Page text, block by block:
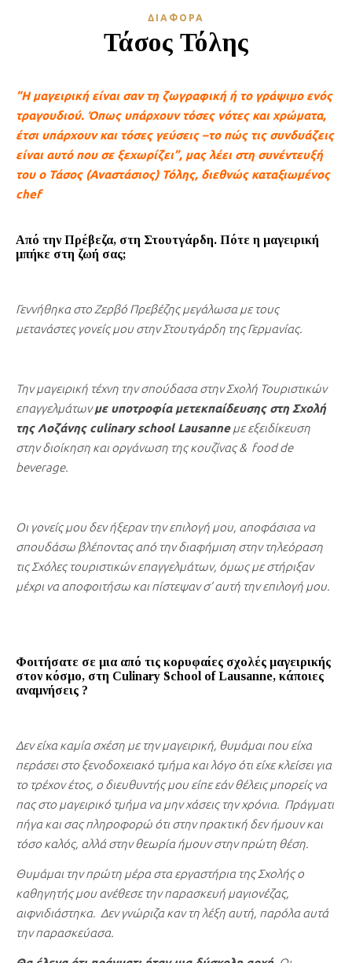
ΔΙΆΦΟΡΑ
Τάσος Τόλης
“Η μαγειρική είναι σαν τη ζωγραφική ή το γράψιμο ενός
τραγουδιού. Όπως υπάρχουν τόσες νότες και χρώματα,
έτσι υπάρχουν και τόσες γεύσεις –το πώς τις συνδυάζεις
είναι αυτό που σε ξεχωρίζει”, μας λέει στη συνέντευξή
του ο Τάσος (Αναστάσιος) Τόλης, διεθνώς καταξιωμένος
chef
Από την Πρέβεζα, στη Στουτγάρδη. Πότε η μαγειρική
μπήκε στη ζωή σας;
Γεννήθηκα στο Ζερβό Πρεβέζης μεγάλωσα με τους
μετανάστες γονείς μου στην Στουτγάρδη της Γερμανίας.
Την μαγειρική τέχνη την σπούδασα στην Σχολή Τουριστικών
επαγγελμάτωνμε υποτροφία μετεκπαίδευσης στη Σχολή
της Λοζάνης culinary school Lausanneμε εξειδίκευση
στην διοίκηση και οργάνωση της κουζίνας & foodde
beverage.
Οι γονείς μου δεν ήξεραν την επιλογή μου, αποφάσισα να
σπουδάσω βλέποντας από την διαφήμιση στην τηλεόραση
τις Σχόλες τουριστικών επαγγελμάτων, όμως με στήριξαν
μέχρι να αποφοιτήσω και πίστεψαν σ’ αυτή την επιλογή μου.
Φοιτήσατε σε μια από τις κορυφαίες σχολές μαγειρικής
στον κόσμο, στη Culinary School of Lausanne, κάποιες
αναμνήσεις ?
Δεν είχα καμία σχέση με την μαγειρική, θυμάμαι που είχα
περάσει στο ξενοδοχειακό τμήμα και λόγο ότι είχε κλείσει για
το τρέχον έτος, ο διευθυντής μου είπε εάν θέλεις μπορείς να
πας στο μαγειρικό τμήμα να μην χάσεις την χρόνια. Πράγματι
πήγα και σας πληροφορώ ότι στην πρακτική δεν ήμουν και
τόσο καλός, αλλά στην θεωρία ήμουν στην πρώτη θέση.
Θυμάμαι την πρώτη μέρα στα εργαστήρια της Σχολής ο
καθηγητής μου ανέθεσε την παρασκευή μαγιονέζας,
αιφνιδιάστηκα. Δεν γνώριζα καν τη λέξη αυτή, παρόλα αυτά
την παρασκεύασα.